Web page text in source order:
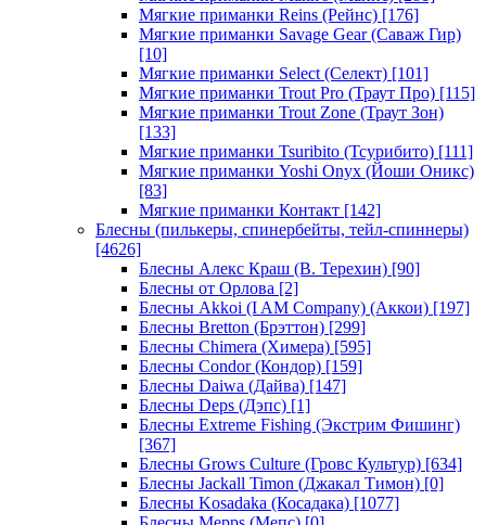
Мягкие приманки Reins (Рейнс) [176]
Мягкие приманки Savage Gear (Саваж Гир)
[10]
Мягкие приманки Select (Селект) [101]
Мягкие приманки Trout Pro (Траут Про) [115]
Мягкие приманки Trout Zone (Траут Зон)
[133]
Мягкие приманки Tsuribito (Тсурибито) [111]
Мягкие приманки Yoshi Onyx (Йоши Оникс)
[83]
Мягкие приманки Контакт [142]
Блесны (пилькеры, спинербейты, тейл-спиннеры)
[4626]
Блесны Алекс Краш (В. Терехин) [90]
Блесны от Орлова [2]
Блесны Akkoi (I AM Company) (Аккои) [197]
Блесны Bretton (Брэттон) [299]
Блесны Chimera (Химера) [595]
Блесны Condor (Кондор) [159]
Блесны Daiwa (Дайва) [147]
Блесны Deps (Дэпс) [1]
Блесны Extreme Fishing (Экстрим Фишинг)
[367]
Блесны Grows Culture (Гровс Культур) [634]
Блесны Jackall Timon (Джакал Тимон) [0]
Блесны Kosadaka (Косадака) [1077]